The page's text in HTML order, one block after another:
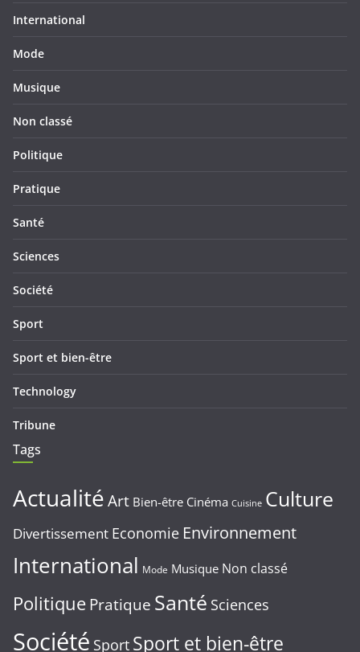
International
Mode
Musique
Non classé
Politique
Pratique
Santé
Sciences
Société
Sport
Sport et bien-être
Technology
Tribune
Tags
ActualitéArt Bien-être Cinéma Cuisine Culture
Divertissement Economie Environnement
International Mode Musique Non classé
Politique Pratique Santé Sciences
Société Sport Sport et bien-être